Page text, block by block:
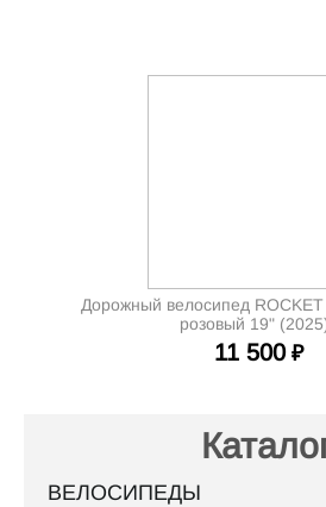
Дорожный велосипед
розовый 19"
11 500 ₽
ВЕЛОСИПЕДЫ